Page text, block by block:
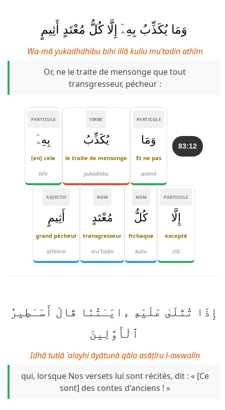
وَمَا يُكَذِّبُ بِهِۦٓ إِلَّا كُلُّ مُعْتَدٍ أَثِيمٍ
Wa-mā yukadhdhibu bihi illā kullu muʿtadin athīm
Or, ne le traite de mensonge que tout
transgresseur, pécheur :
83:12
PARTICULE
وَمَا
Et ne pas
wamā
VERBE
يُكَذِّبُ
le traite de mensonge
yukadhibu
PARTICULE
بِهِۦٓ
[en] cela
bihi
PARTICULE
إِلَّا
excepté
illā
NOM
كُلُّ
frchaque
kullu
NOM
مُعْتَدٍ
transgresseur
muʿ'tadin
ADJECTIF
أَثِيمٍ
grand pécheur
athīmin
إِذَا تُتْلَىٰ عَلَيْهِ ءايَـٰتُنَا قَالَ أَسَـٰطِيرُ
ٱلْأَوَّلِينَ
Idhā tutlā ʿalayhi āyātunā qāla asāṭīru l-awwalīn
qui, lorsque Nos versets lui sont récités, dit : « [Ce
sont] des contes d'anciens ! »